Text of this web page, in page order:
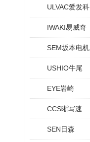
ULVAC爱发科
IWAKI易威奇
SEM坂本电机
USHIO牛尾
EYE岩崎
CCS晰写速
SEN日森